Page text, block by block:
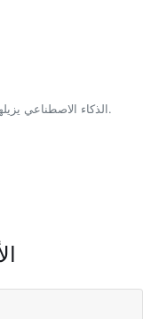
الذكاء الاصطناعي يزيلها عبر المقطع بأكمله — تحميل الفيديو النظيف.